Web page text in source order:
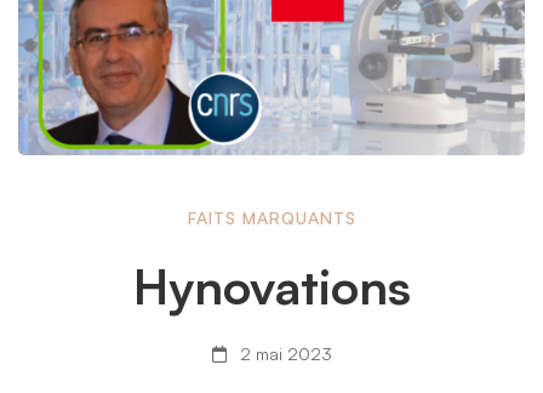
Hynovations
FAITS MARQUANTS
Hynovations
2 mai 2023